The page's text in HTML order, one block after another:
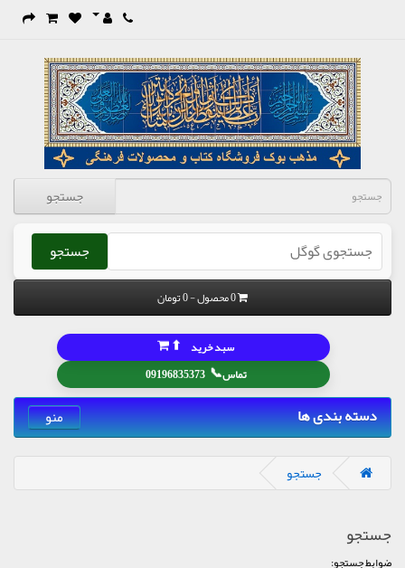
جستجو
جستجو
0 محصول - 0 تومان
تماس📞
09196835373
سبد خرید ⬆
دسته بندی ها منو
جستجو
جستجو
ضوابط جستجو: